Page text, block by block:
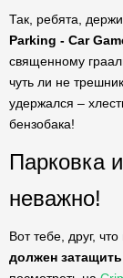
Так, ребята,
Parking - Car
священному
чуть ли не
удержался –
бензобака!
Парковка
неважно!
Вот тебе, друг,
должен затащить